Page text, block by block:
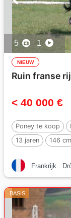
5 1
NIEUW
Ruin franse
< 40 000 €
Poney te koop
13 jaren
146 cm
Frankrijk
BASIS